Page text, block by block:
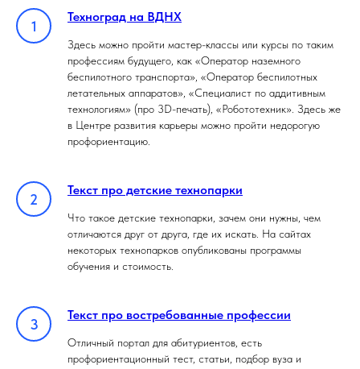
Техноград на ВДНХ
Здесь можно пройти мастер-классы или курсы по таким
профессиям будущего, как «Оператор наземного
беспилотного транспорта», «Оператор беспилотных
летательных аппаратов», «Специалист по аддитивным
технологиям» (про 3D-печать), «Робототехник». Здесь же
в Центре развития карьеры можно пройти недорогую
профориентацию.
Текст про детские технопарки
Что такое детские технопарки, зачем они нужны, чем
отличаются друг от друга, где их искать. На сайтах
некоторых технопарков опубликованы программы
обучения и стоимость.
Текст про востребованные профессии
Отличный портал для абитуриентов, есть
профориентационный тест, статьи, подбор вуза и